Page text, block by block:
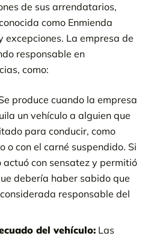
de sus arrendatarios,
como Enmienda
excepciones. La empresa de
responsable en
como:
produce cuando la empresa
un vehículo a alguien que
para conducir, como
o con el carné suspendido. Si
con sensatez y permitió
debería haber sabido que
responsable del
del vehículo: Las